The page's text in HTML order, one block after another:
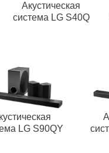
Акустическая
система LG S40Q
LG S90QY